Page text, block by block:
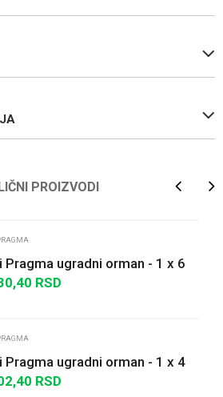
PROIZVODI
Pragma ugradni orman - 1 x 6
- puna vrata
RSD
Pragma ugradni orman - 1 x 4
- puna vrata
RSD